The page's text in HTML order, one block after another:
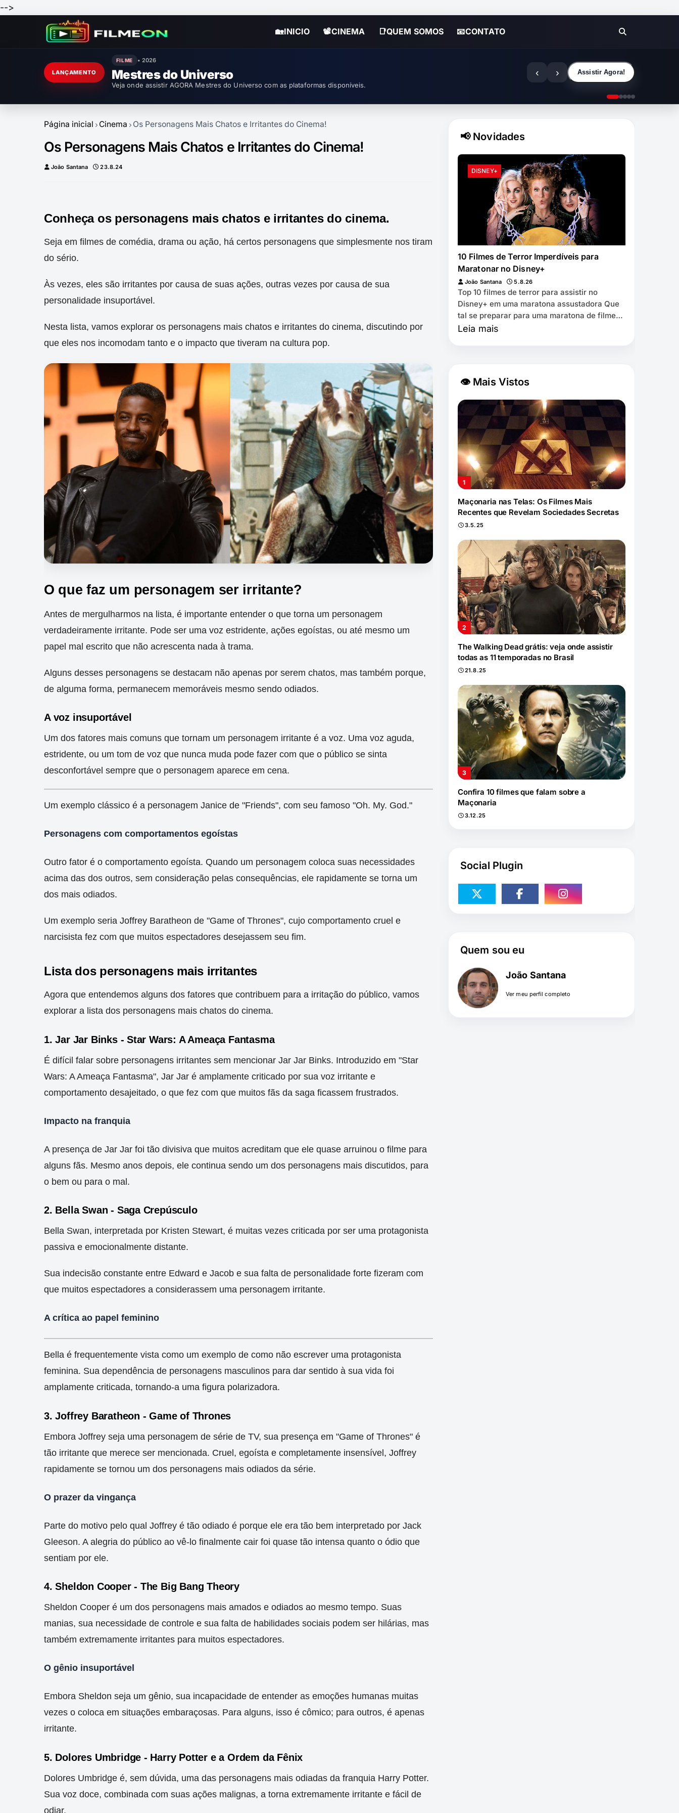
-->
🏡INICIO 📽CINEMA 📑QUEM SOMOS 📧CONTATO
LANÇAMENTO
FILME • 2026
Mestres do Universo
Veja onde assistir AGORA Mestres do Universo com as plataformas disponíveis.
‹ › Assistir Agora!
Página inicial Cinema Os Personagens Mais Chatos e Irritantes do Cinema!
Os Personagens Mais Chatos e Irritantes do Cinema!
João Santana 23.8.24
Conheça os personagens mais chatos e irritantes do cinema.
Seja em filmes de comédia, drama ou ação, há certos personagens que simplesmente nos tiram
do sério.
Às vezes, eles são irritantes por causa de suas ações, outras vezes por causa de sua
personalidade insuportável.
Nesta lista, vamos explorar os personagens mais chatos e irritantes do cinema, discutindo por
que eles nos incomodam tanto e o impacto que tiveram na cultura pop.
O que faz um personagem ser irritante?
Antes de mergulharmos na lista, é importante entender o que torna um personagem
verdadeiramente irritante. Pode ser uma voz estridente, ações egoístas, ou até mesmo um
papel mal escrito que não acrescenta nada à trama.
Alguns desses personagens se destacam não apenas por serem chatos, mas também porque,
de alguma forma, permanecem memoráveis mesmo sendo odiados.
A voz insuportável
Um dos fatores mais comuns que tornam um personagem irritante é a voz. Uma voz aguda,
estridente, ou um tom de voz que nunca muda pode fazer com que o público se sinta
desconfortável sempre que o personagem aparece em cena.
Um exemplo clássico é a personagem Janice de "Friends", com seu famoso "Oh. My. God."
Personagens com comportamentos egoístas
Outro fator é o comportamento egoísta. Quando um personagem coloca suas necessidades
acima das dos outros, sem consideração pelas consequências, ele rapidamente se torna um
dos mais odiados.
Um exemplo seria Joffrey Baratheon de "Game of Thrones", cujo comportamento cruel e
narcisista fez com que muitos espectadores desejassem seu fim.
Lista dos personagens mais irritantes
Agora que entendemos alguns dos fatores que contribuem para a irritação do público, vamos
explorar a lista dos personagens mais chatos do cinema.
1. Jar Jar Binks - Star Wars: A Ameaça Fantasma
É difícil falar sobre personagens irritantes sem mencionar Jar Jar Binks. Introduzido em "Star
Wars: A Ameaça Fantasma", Jar Jar é amplamente criticado por sua voz irritante e
comportamento desajeitado, o que fez com que muitos fãs da saga ficassem frustrados.
Impacto na franquia
A presença de Jar Jar foi tão divisiva que muitos acreditam que ele quase arruinou o filme para
alguns fãs. Mesmo anos depois, ele continua sendo um dos personagens mais discutidos, para
o bem ou para o mal.
2. Bella Swan - Saga Crepúsculo
Bella Swan, interpretada por Kristen Stewart, é muitas vezes criticada por ser uma protagonista
passiva e emocionalmente distante.
Sua indecisão constante entre Edward e Jacob e sua falta de personalidade forte fizeram com
que muitos espectadores a considerassem uma personagem irritante.
A crítica ao papel feminino
Bella é frequentemente vista como um exemplo de como não escrever uma protagonista
feminina. Sua dependência de personagens masculinos para dar sentido à sua vida foi
amplamente criticada, tornando-a uma figura polarizadora.
3. Joffrey Baratheon - Game of Thrones
Embora Joffrey seja uma personagem de série de TV, sua presença em "Game of Thrones" é
tão irritante que merece ser mencionada. Cruel, egoísta e completamente insensível, Joffrey
rapidamente se tornou um dos personagens mais odiados da série.
O prazer da vingança
Parte do motivo pelo qual Joffrey é tão odiado é porque ele era tão bem interpretado por Jack
Gleeson. A alegria do público ao vê-lo finalmente cair foi quase tão intensa quanto o ódio que
sentiam por ele.
4. Sheldon Cooper - The Big Bang Theory
Sheldon Cooper é um dos personagens mais amados e odiados ao mesmo tempo. Suas
manias, sua necessidade de controle e sua falta de habilidades sociais podem ser hilárias, mas
também extremamente irritantes para muitos espectadores.
O gênio insuportável
Embora Sheldon seja um gênio, sua incapacidade de entender as emoções humanas muitas
vezes o coloca em situações embaraçosas. Para alguns, isso é cômico; para outros, é apenas
irritante.
5. Dolores Umbridge - Harry Potter e a Ordem da Fênix
Dolores Umbridge é, sem dúvida, uma das personagens mais odiadas da franquia Harry Potter.
Sua voz doce, combinada com suas ações malignas, a torna extremamente irritante e fácil de
odiar.
📢 Novidades
DISNEY+
10 Filmes de Terror Imperdíveis para
Maratonar no Disney+
João Santana 5.8.26
Top 10 filmes de terror para assistir no
Disney+ em uma maratona assustadora Que
tal se preparar para uma maratona de filmes
de terror que vão te fazer arrepiar? Se você
Leia mais
👁 Mais Vistos
Maçonaria nas Telas: Os Filmes Mais
Recentes que Revelam Sociedades Secretas
3.5.25
The Walking Dead grátis: veja onde assistir
todas as 11 temporadas no Brasil
21.8.25
Confira 10 filmes que falam sobre a
Maçonaria
3.12.25
Social Plugin
Quem sou eu
João Santana
Ver meu perfil completo